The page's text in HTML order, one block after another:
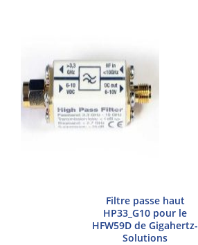
Filtre passe haut
HP33_G10 pour le
HFW59D de Gigahertz-
Solutions